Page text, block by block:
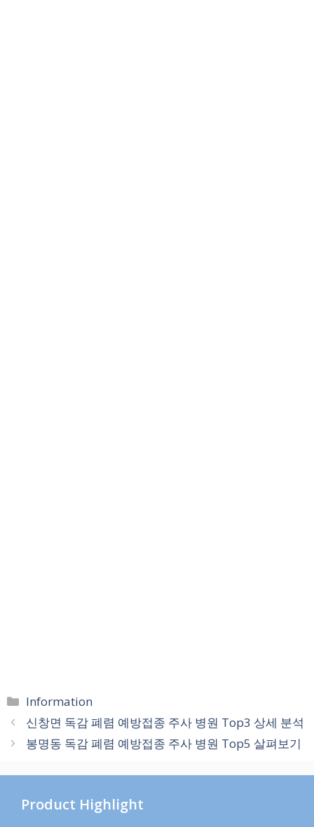
카
테
리
Information
신창면 독감 폐렴 예방접종 주사 병원 Top3 상세 분석
봉명동 독감 폐렴 예방접종 주사 병원 Top5 살펴보기
Product Highlight